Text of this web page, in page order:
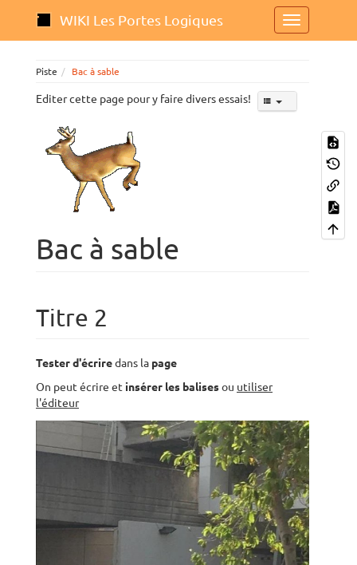
WIKI Les Portes Logiques
Piste Bac à sable
Editer cette page pour y faire divers essais!
Bac à sable
Titre 2
Tester d'écriredans la page
On peut écrire et insérer les balisesou utiliser
l'éditeur